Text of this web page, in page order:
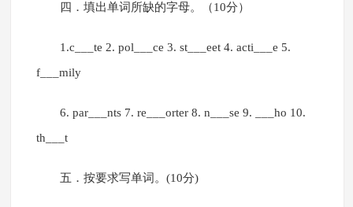
四．填出单词所缺的字母。（10分）
1.c___te 2. pol___ce 3. st___eet 4. acti___e 5.
f___mily
6. par___nts 7. re___orter 8. n___se 9. ___ho 10.
th___t
五．按要求写单词。(10分)